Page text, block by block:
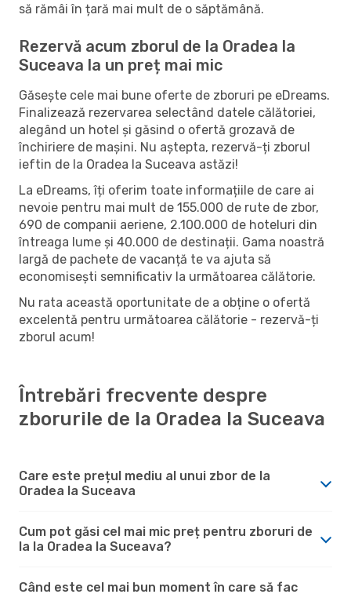
să rămâi în țară mai mult de o săptămână.
Rezervă acum zborul de la Oradea la
Suceava la un preț mai mic
Găsește cele mai bune oferte de zboruri pe eDreams.
Finalizează rezervarea selectând datele călătoriei,
alegând un hotel și găsind o ofertă grozavă de
închiriere de mașini. Nu aștepta, rezervă-ți zborul
ieftin de la Oradea la Suceava astăzi!
La eDreams, îți oferim toate informațiile de care ai
nevoie pentru mai mult de 155.000 de rute de zbor,
690 de companii aeriene, 2.100.000 de hoteluri din
întreaga lume și 40.000 de destinații. Gama noastră
largă de pachete de vacanță te va ajuta să
economisești semnificativ la următoarea călătorie.
Nu rata această oportunitate de a obține o ofertă
excelentă pentru următoarea călătorie - rezervă-ți
zborul acum!
Întrebări frecvente despre
zborurile de la Oradea la Suceava
Care este prețul mediu al unui zbor de la
Oradea la Suceava
Cum pot găsi cel mai mic preț pentru zboruri de
la la Oradea la Suceava?
Când este cel mai bun moment în care să fac